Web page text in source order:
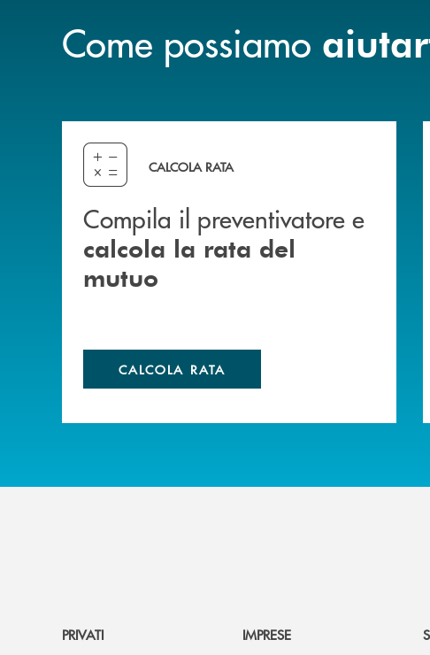
Come possiamo
Compila il preventivatore e calcola la rata del mutuo
CALCOLA RATA
Compila il preventivatore e
calcola la rata del
mutuo
CALCOLA RATA
PRIVATI
IMPRESE